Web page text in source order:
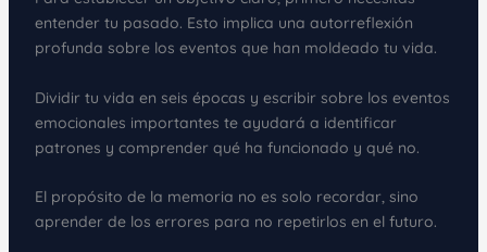
entender tu pasado. Esto implica una autorreflexión
profunda sobre los eventos que han moldeado tu vida.
Dividir tu vida en seis épocas y escribir sobre los eventos
emocionales importantes te ayudará a identificar
patrones y comprender qué ha funcionado y qué no.
El propósito de la memoria no es solo recordar, sino
aprender de los errores para no repetirlos en el futuro.